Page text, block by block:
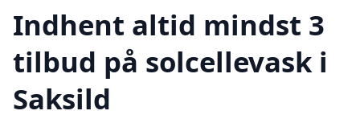
Indhent altid mindst 3
tilbud på solcellevask i
Saksild